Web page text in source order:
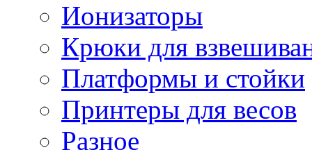
Ионизаторы
Крюки для
Платформы и стойки
Принтеры для весов
Разное